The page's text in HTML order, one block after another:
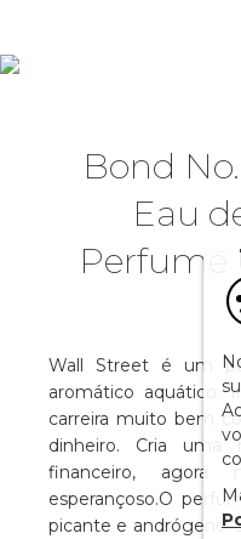
Bond
Eau
Perfume
Wall Street é um
aromático aquático.
carreira muito bem
dinheiro. Cria uma
financeiro, agora
esperançoso.O
picante e andrógeno.